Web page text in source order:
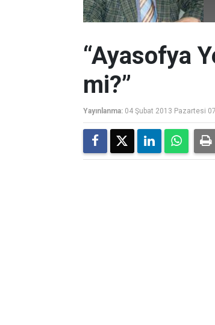
“Ayasofya
mi?”
Yayınlanma: 04 Şubat 2013 Pazartesi